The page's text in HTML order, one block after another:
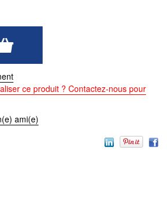
ce produit ? Contactez-nous pour
ami(e)